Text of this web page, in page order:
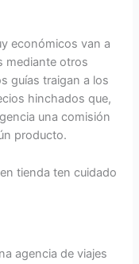
económicos van a
mediante otros
guías traigan a los
hinchados que,
una comisión
producto.
tienda ten cuidado
agencia de viajes